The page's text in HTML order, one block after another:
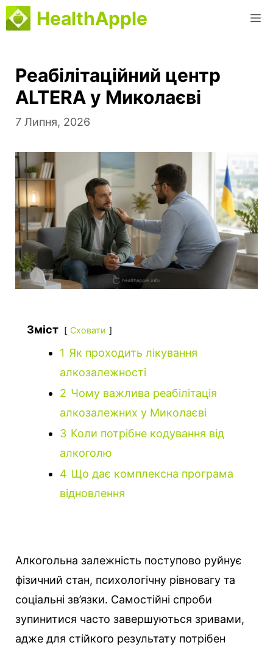
Перейти
до
HealthApple
Реабілітаційний центр
ALTERA у Миколаєві
7 Липня, 2026
Зміст Сховати
1 Як проходить лікування
алкозалежності
2 Чому важлива реабілітація
алкозалежних у Миколаєві
3 Коли потрібне кодування від
алкоголю
4 Що дає комплексна програма
відновлення
Алкогольна залежність поступово руйнує
фізичний стан, психологічну рівновагу та
соціальні зв’язки. Самостійні спроби
зупинитися часто завершуються зривами,
адже для стійкого результату потрібен